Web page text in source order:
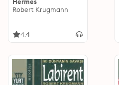
Robert Krugmann
4.4